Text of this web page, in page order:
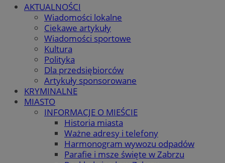
AKTUALNOŚCI
Wiadomości lokalne
Ciekawe artykuły
Wiadomości sportowe
Kultura
Polityka
Dla przedsiębiorców
Artykuły sponsorowane
KRYMINALNE
MIASTO
INFORMACJE O MIEŚCIE
Historia miasta
Ważne adresy i telefony
Harmonogram wywozu odpadów
Parafie i msze święte w Zabrzu